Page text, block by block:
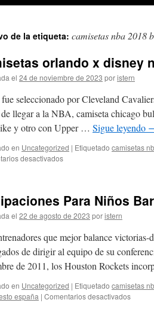
de la etiqueta: camisetas nba 2018
orlando x disney
el 24 de noviembre de 2023 poristern
fue seleccionado por Cleveland
llegar a la NBA, camiseta chicago
y otro con Upper … Sigue leyendo
en Uncategorized | Etiquetado camisetas
desactivadosen
disney
nba
Para Niños
el 22 de agosto de 2023 poristern
que mejor balance
de dirigir al equipo de su
de 2011, los Houston Rockets
en Uncategorized | Etiquetado camisetas
españa | Comentarios desactivadosen